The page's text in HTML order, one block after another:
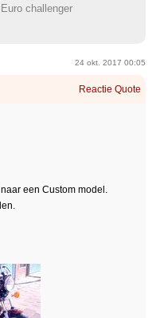
challenger
24 okt. 2017 00:05
Reactie Quote
een Custom model.